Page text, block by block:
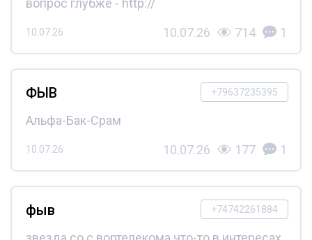
10.07.26 10.07.26 714 1
+79637235395
ФЫВ
Альфа-Бак-Срам
10.07.26 10.07.26 177 1
+74742261884
фыв